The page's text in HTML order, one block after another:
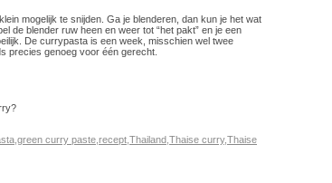
mogelijk te snijden. Ga je blenderen, dan kun je het wat
de blender ruw heen en weer tot “het pakt” en je een
De currypasta is een week, misschien wel twee
precies genoeg voor één gerecht.
green curry paste recept Thailand Thaise curry,Thaise